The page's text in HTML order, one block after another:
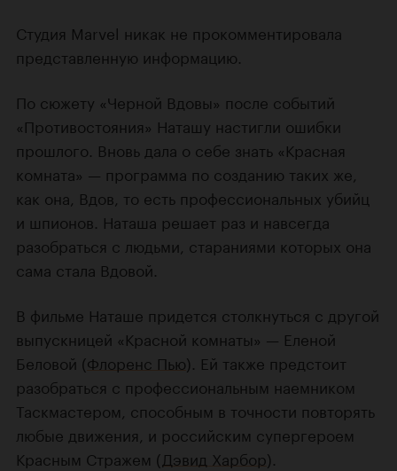
Студия Marvel никак не прокомментировала
представленную информацию.
По сюжету «Черной Вдовы» после событий
«Противостояния» Наташу настигли ошибки
прошлого. Вновь дала о себе знать «Красная
комната» — программа по созданию таких же,
как она, Вдов, то есть профессиональных убийц
и шпионов. Наташа решает раз и навсегда
разобраться с людьми, стараниями которых она
сама стала Вдовой.
В фильме Наташе придется столкнуться с другой
выпускницей «Красной комнаты» — Еленой
Беловой (Флоренс Пью). Ей также предстоит
разобраться с профессиональным наемником
Таскмастером, способным в точности повторять
любые движения, и российским супергероем
Красным Стражем (Дэвид Харбор).